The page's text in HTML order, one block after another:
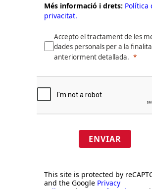
Més informació i drets: Política
privacitat.
Accepto el tractament de les
dades personals per a la
anteriorment detallada.
ENVIAR
This site is protected by
and the Google Privacy